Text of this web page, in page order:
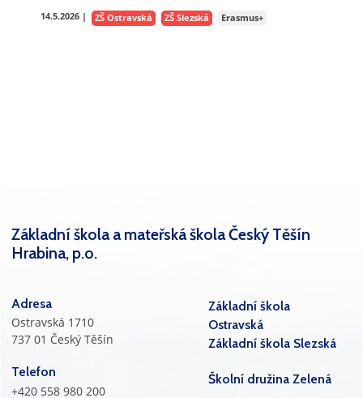
14.5.2026 | ZŠ Ostravská ZŠ Slezská Erasmus+
Základní škola a mateřská škola Český Těšín
Hrabina, p.o.
Adresa
Ostravská 1710
737 01 Český Těšín
Telefon
+420 558 980 200
Základní škola
Ostravská
Základní škola Slezská
Školní družina Zelená